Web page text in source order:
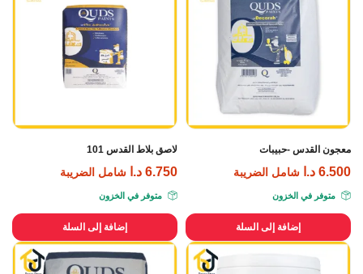
معجون القدس -حبيبات
6.500 د.ا شامل الضريبة
متوفر في الخزون
إضافة إلى السلة
لاصق بلاط القدس 101
6.750 د.ا شامل الضريبة
متوفر في الخزون
إضافة إلى السلة